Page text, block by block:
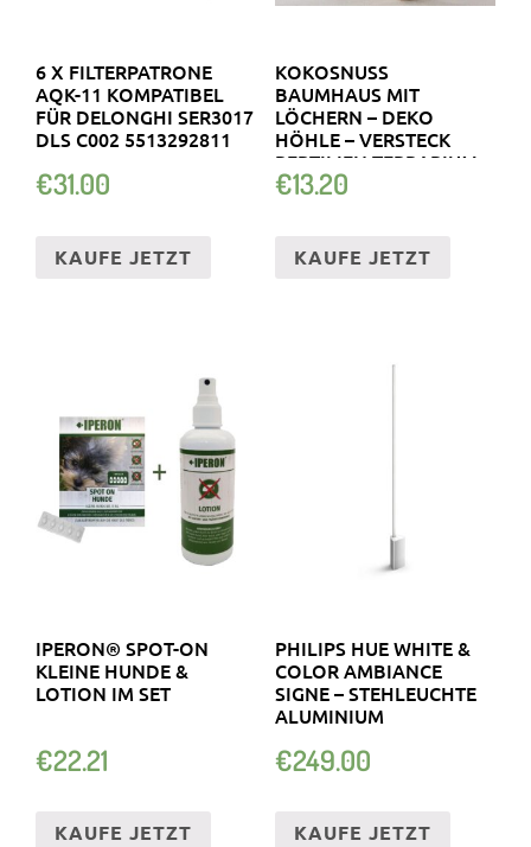
6 X FILTERPATRONE
AQK-11 KOMPATIBEL
FÜR DELONGHI SER3017
DLS C002 5513292811
€31.00
KAUFE JETZT
KOKOSNUSS
BAUMHAUS MIT
LÖCHERN – DEKO
HÖHLE – VERSTECK
REPTILIEN TERRARIUM
€13.20
KAUFE JETZT
IPERON® SPOT-ON
KLEINE HUNDE &
LOTION IM SET
€22.21
KAUFE JETZT
PHILIPS HUE WHITE &
COLOR AMBIANCE
SIGNE – STEHLEUCHTE
ALUMINIUM
€249.00
KAUFE JETZT